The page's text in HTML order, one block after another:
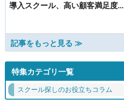
導入スクール、高い顧客満足度...
記事をもっと見る ≫
特集カテゴリ一覧
スクール探しのお役立ちコラム